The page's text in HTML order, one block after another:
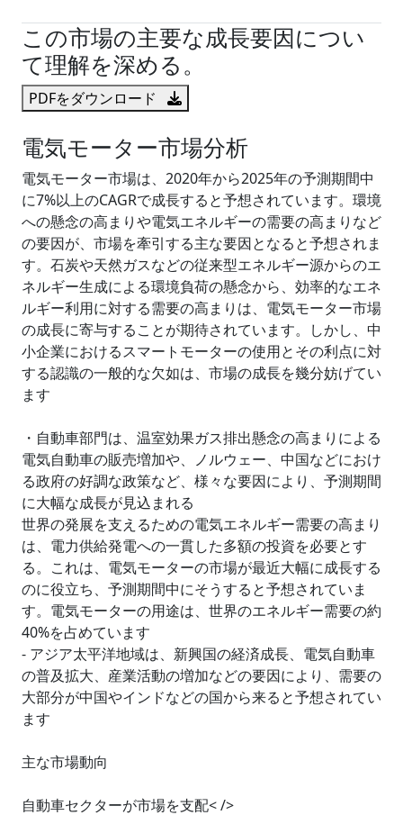
この市場の主要な成長要因につい
て理解を深める。
PDFをダウンロード
電気モーター市場分析
電気モーター市場は、2020年から2025年の予測期間中
に7%以上のCAGRで成長すると予想されています。環境
への懸念の高まりや電気エネルギーの需要の高まりなど
の要因が、市場を牽引する主な要因となると予想されま
す。石炭や天然ガスなどの従来型エネルギー源からのエ
ネルギー生成による環境負荷の懸念から、効率的なエネ
ルギー利用に対する需要の高まりは、電気モーター市場
の成長に寄与することが期待されています。しかし、中
小企業におけるスマートモーターの使用とその利点に対
する認識の一般的な欠如は、市場の成長を幾分妨げてい
ます
・自動車部門は、温室効果ガス排出懸念の高まりによる
電気自動車の販売増加や、ノルウェー、中国などにおけ
る政府の好調な政策など、様々な要因により、予測期間
に大幅な成長が見込まれる
世界の発展を支えるための電気エネルギー需要の高まり
は、電力供給発電への一貫した多額の投資を必要とす
る。これは、電気モーターの市場が最近大幅に成長する
のに役立ち、予測期間中にそうすると予想されていま
す。電気モーターの用途は、世界のエネルギー需要の約
40%を占めています
- アジア太平洋地域は、新興国の経済成長、電気自動車
の普及拡大、産業活動の増加などの要因により、需要の
大部分が中国やインドなどの国から来ると予想されてい
ます
主な市場動向
自動車セクターが市場を支配< />